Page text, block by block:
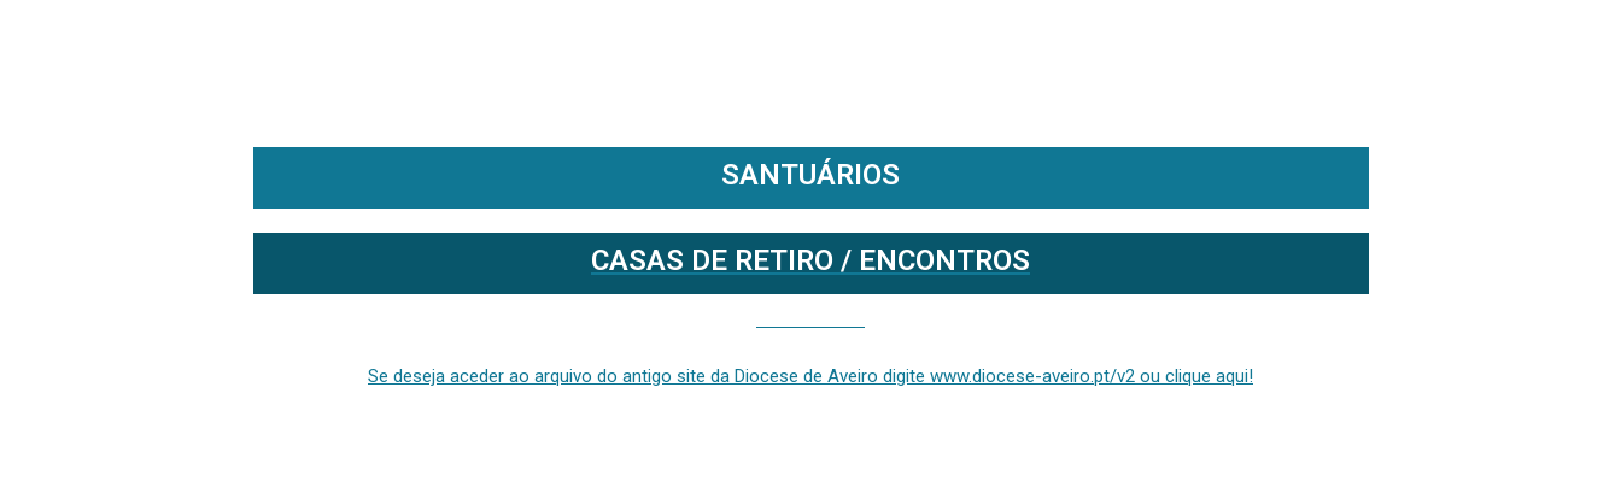
SANTUÁRIOS
CASAS DE RETIRO / ENCONTROS
Se deseja aceder ao arquivo do antigo site da Diocese de Aveiro digite www.diocese-aveiro.pt/v2 ou clique aqui!